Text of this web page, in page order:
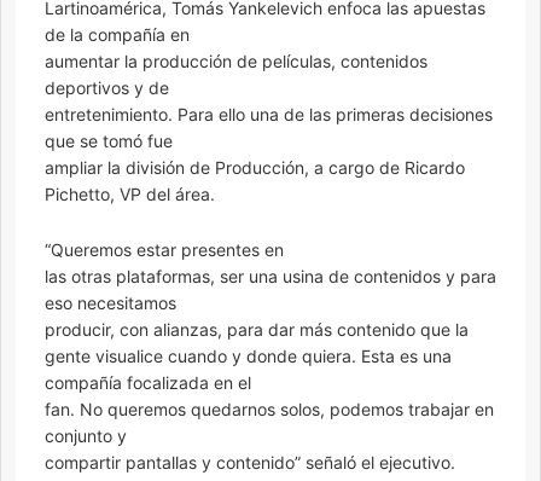
Lartinoamérica, Tomás Yankelevich enfoca las apuestas
de la compañía en
aumentar la producción de películas, contenidos
deportivos y de
entretenimiento. Para ello una de las primeras decisiones
que se tomó fue
ampliar la división de Producción, a cargo de Ricardo
Pichetto, VP del área.
“Queremos estar presentes en
las otras plataformas, ser una usina de contenidos y para
eso necesitamos
producir, con alianzas, para dar más contenido que la
gente visualice cuando y donde quiera. Esta es una
compañía focalizada en el
fan. No queremos quedarnos solos, podemos trabajar en
conjunto y
compartir pantallas y contenido” señaló el ejecutivo.